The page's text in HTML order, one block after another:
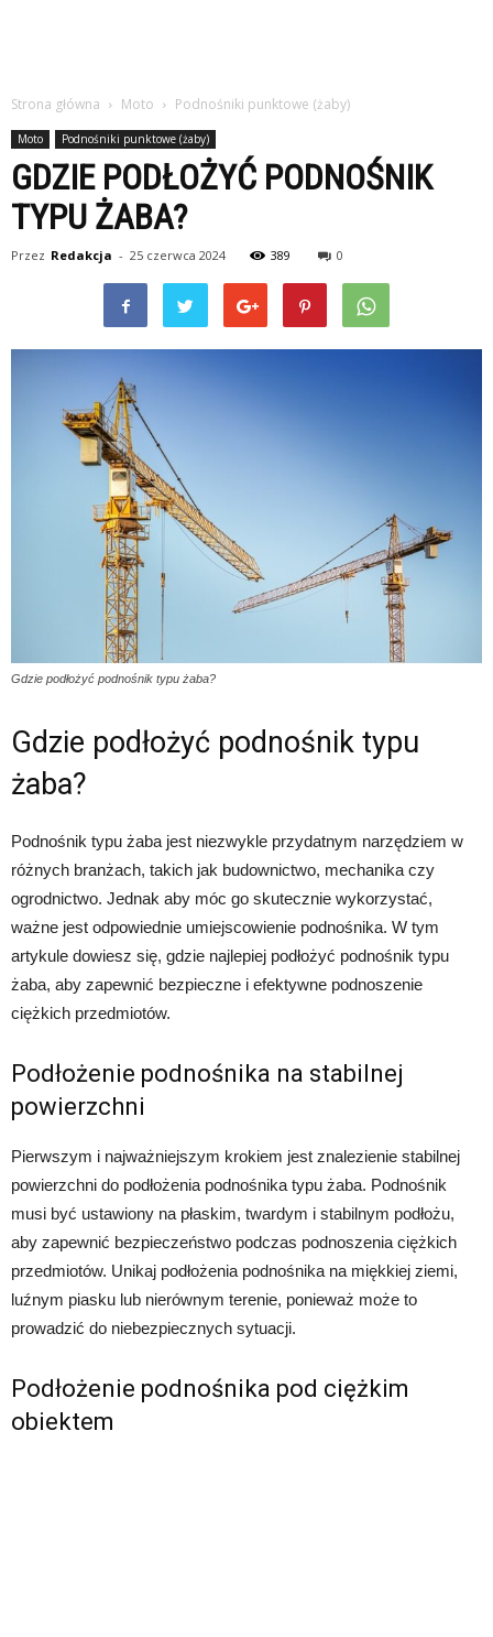
Strona główna Moto Podnośniki punktowe (żaby)
Moto Podnośniki punktowe (żaby)
GDZIE PODŁOŻYĆ PODNOŚNIK
TYPU ŻABA?
Przez Redakcja - 25 czerwca 2024 389 0
Gdzie podłożyć podnośnik typu żaba?
Gdzie podłożyć podnośnik typu
żaba?
Podnośnik typu żaba jest niezwykle przydatnym narzędziem w
różnych branżach, takich jak budownictwo, mechanika czy
ogrodnictwo. Jednak aby móc go skutecznie wykorzystać,
ważne jest odpowiednie umiejscowienie podnośnika. W tym
artykule dowiesz się, gdzie najlepiej podłożyć podnośnik typu
żaba, aby zapewnić bezpieczne i efektywne podnoszenie
ciężkich przedmiotów.
Podłożenie podnośnika na stabilnej
powierzchni
Pierwszym i najważniejszym krokiem jest znalezienie stabilnej
powierzchni do podłożenia podnośnika typu żaba. Podnośnik
musi być ustawiony na płaskim, twardym i stabilnym podłożu,
aby zapewnić bezpieczeństwo podczas podnoszenia ciężkich
przedmiotów. Unikaj podłożenia podnośnika na miękkiej ziemi,
luźnym piasku lub nierównym terenie, ponieważ może to
prowadzić do niebezpiecznych sytuacji.
Podłożenie podnośnika pod ciężkim
obiektem